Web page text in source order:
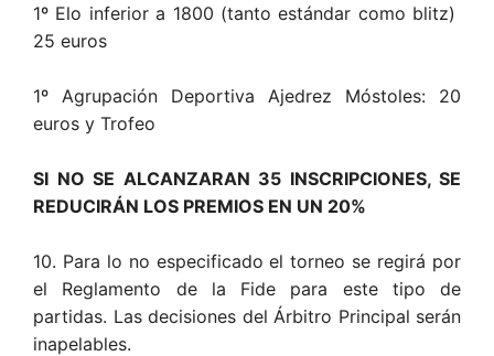
1º Elo inferior a 1800 (tanto estándar como blitz)
25 euros
1º Agrupación Deportiva Ajedrez Móstoles: 20
euros y Trofeo
SI NO SE ALCANZARAN 35 INSCRIPCIONES, SE
REDUCIRÁN LOS PREMIOS EN UN 20%
10. Para lo no especificado el torneo se regirá por
el Reglamento de la Fide para este tipo de
partidas. Las decisiones del Árbitro Principal serán
inapelables.